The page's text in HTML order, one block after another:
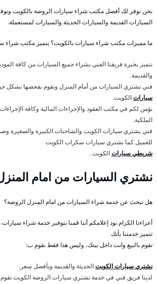
نحن نوفر لك أفضل مكتب شراء سيارات الروضة بالكويت
السيارات القديمة والسيارات الحديثة والسيارات لمستعملة.
ما مميزات مكتب شراء سيارات بالكويت؟ يتميز مكتب شراء
نتميز بخبرة فريقنا الفني بشراء جميع السيارات من كافة
والقديمة.
فني نشتري السيارات من أمام المنزل ونقوم بفحصها
سياراتالكويت.
نؤمن لكم في مكتب العقود والإجراءات المالية وكافة
الملكية.
فني يشتري سيارات الكويت والشاحنات الكبيرة والصغيرة
للعميل كما نشتري سيارات سكراب الكويت
شريطي سياراتالكويت .
نشتري السيارات من امام
هل تبحث عن خدمة شراء السيارات من امام المنزل الروضة؟
أعزاءنا الكرام نود إعلامكم أننا قمنا بتوفير خدمة شراء
تتميز خدمتنا بأنك
تقوم بالبيع وانت داخل بيتك، وليس هذا فقط نقوم ب:
نشتري سيارات الكويتالحديثة والقديمة وبأفضل سعر.
لدينا فريق فني في خدمة نشتري سيارات الروضة الكويت